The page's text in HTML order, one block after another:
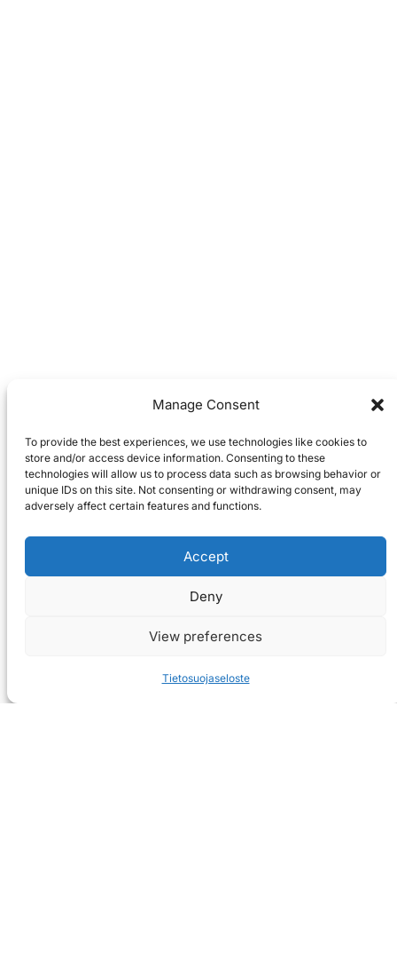
Manage Consent
To provide the best experiences, we use technologies like cookies to
store and/or access device information. Consenting to these
technologies will allow us to process data such as browsing behavior or
unique IDs on this site. Not consenting or withdrawing consent, may
adversely affect certain features and functions.
Accept
Deny
View preferences
Tietosuojaseloste